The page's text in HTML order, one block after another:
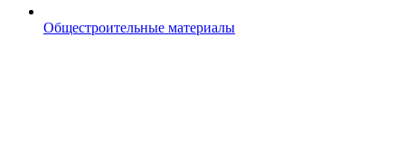
Общестроительные материалы